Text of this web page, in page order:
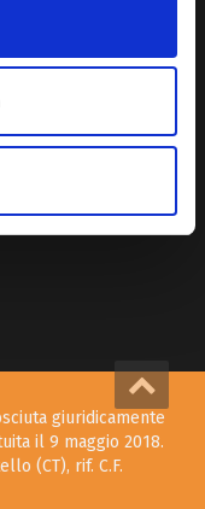
la conoscenza
paese e rendere più
giuridicamente
il 9 maggio 2018.
(CT), rif. C.F.